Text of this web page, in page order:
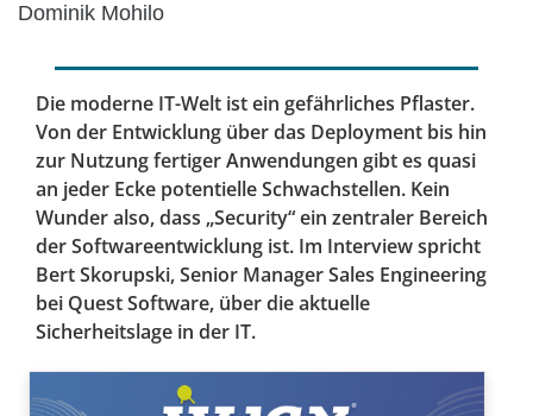
Dominik Mohilo
Die moderne IT-Welt ist ein gefährliches Pflaster.
Von der Entwicklung über das Deployment bis hin
zur Nutzung fertiger Anwendungen gibt es quasi
an jeder Ecke potentielle Schwachstellen. Kein
Wunder also, dass „Security“ ein zentraler Bereich
der Softwareentwicklung ist. Im Interview spricht
Bert Skorupski, Senior Manager Sales Engineering
bei Quest Software, über die aktuelle
Sicherheitslage in der IT.